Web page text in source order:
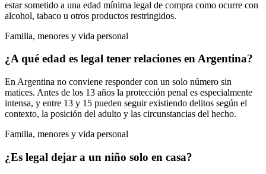
estar sometido a una edad mínima legal de compra como ocurre con
alcohol, tabaco u otros productos restringidos.
Familia, menores y vida personal
¿A qué edad es legal tener relaciones en Argentina?
En Argentina no conviene responder con un solo número sin
matices. Antes de los 13 años la protección penal es especialmente
intensa, y entre 13 y 15 pueden seguir existiendo delitos según el
contexto, la posición del adulto y las circunstancias del hecho.
Familia, menores y vida personal
¿Es legal dejar a un niño solo en casa?